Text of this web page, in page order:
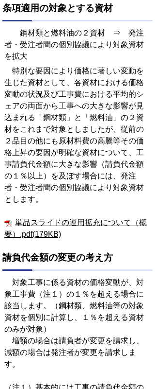
条項適用の対象とする資材
鋼材類と燃料油の２資材 ⇒ 発注
者・受注者間の個別協議により対象資材
を拡大
特別な要因により価格に著しい変動を
生じた資材として、各資材における価格
変動の状況及び工事費における平均的シ
ェアの両面から工事への大きな影響が見
込まれる「鋼材類」と「燃料油」の２資
材をこれまで対象としましたが、従前の
２品目の他にも原材料費の高騰等その価
格上昇の要因が明確な資材について、工
事請負代金額に大きな影響（請負代金額
の１％以上）を及ぼす場合には、発注
者・受注者間の個別協議により対象資材
とします。
単品スライドの運用拡充について（概
要）.pdf(179KB)
請負代金額の変更の考え方
対象工事に係る資材の価格変動が、対
象工事費（注１）の１％を超える場合に
該当します。（鋼材類、燃料油等の対象
資材を個別に計算し、１％を超える資材
のみが対象）
増額の場合は請負者が変更を請求し、
減額の場合は発注者が変更を請求しま
す。
（注１）基本的には工事の請負代金額の